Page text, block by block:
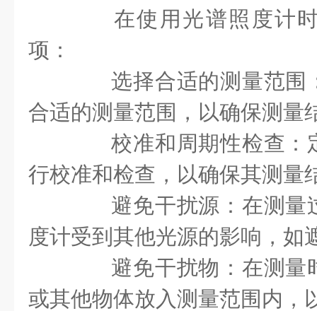
在使用光谱照度计时
项：
选择合适的测量范围
合适的测量范围，以确保测量
校准和周期性检查：
行校准和检查，以确保其测量
避免干扰源：在测量
度计受到其他光源的影响，如
避免干扰物：在测量
或其他物体放入测量范围内，